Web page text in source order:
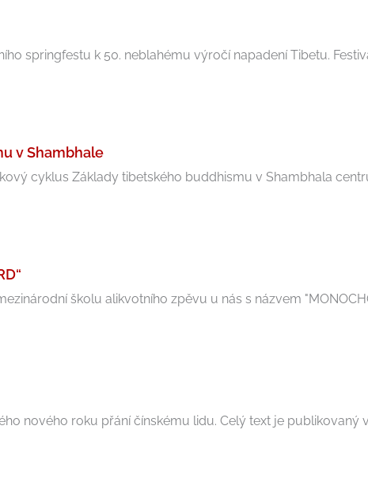
springfestu k 50. neblahému výročí napadení Tibetu.
v Shambhale
cyklus Základy tibetského buddhismu v Shambhala
školu alikvotního zpěvu u nás s názvem
nového roku přání čínskému lidu. Celý text je publikovaný v